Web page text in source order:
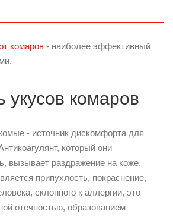
комаров - наиболее эффективный
укусов комаров
- источник дискомфорта для
который они
вызывает раздражение на коже.
припухлость, покраснение,
склонного к аллергии, это
отечностью, образованием